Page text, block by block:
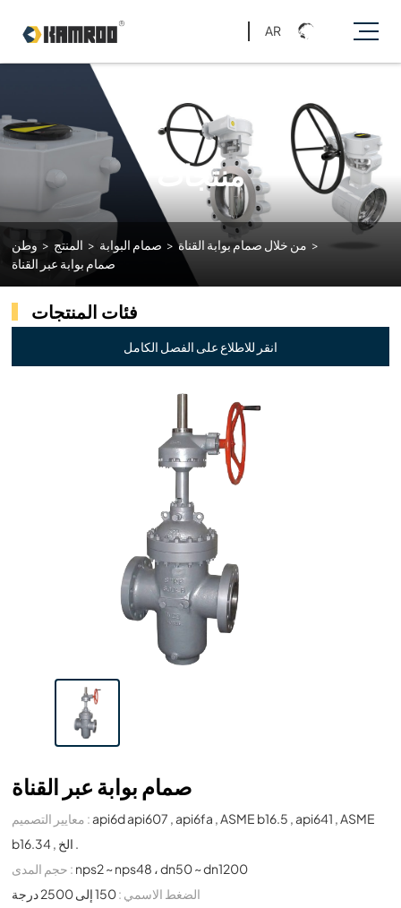
AR
منتجات
وطن > المنتج > صمام البوابة > من خلال صمام بوابة القناة >
صمام بوابة عبر القناة
فئات المنتجات
انقر للاطلاع على الفصل الكامل
صمام بوابة عبر القناة
معايير التصميم :api6d api607 , api6fa , ASME b16.5 , api641 , ASME
b16.34 , الخ .
حجم المدى : nps2 ~ nps48 ، dn50 ~ dn1200
الضغط الاسمي :150 إلى 2500 درجة